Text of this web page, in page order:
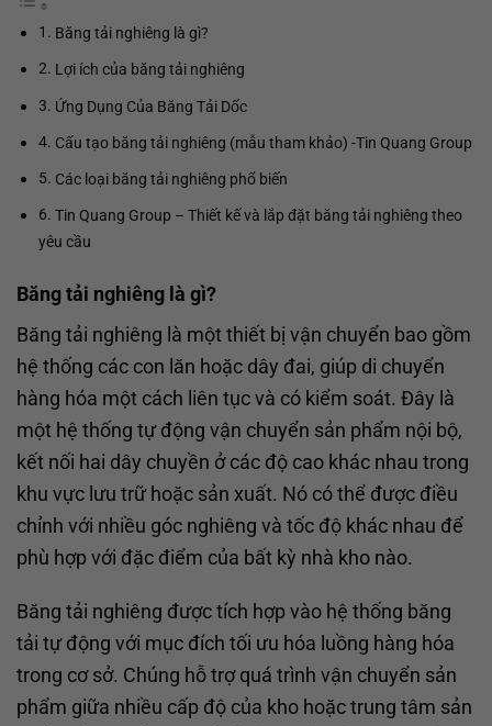
Băng tải nghiêng là gì?
Lợi ích của băng tải nghiêng
Ứng Dụng Của Băng Tải Dốc
Cấu tạo băng tải nghiêng (mẫu tham khảo) -Tin Quang Group
Các loại băng tải nghiêng phổ biến
Tin Quang Group – Thiết kế và lắp đặt băng tải nghiêng theo
yêu cầu
Băng tải nghiêng là gì?
Băng tải nghiêng là một thiết bị vận chuyển bao gồm
hệ thống các con lăn hoặc dây đai, giúp di chuyển
hàng hóa một cách liên tục và có kiểm soát. Đây là
một hệ thống tự động vận chuyển sản phẩm nội bộ,
kết nối hai dây chuyền ở các độ cao khác nhau trong
khu vực lưu trữ hoặc sản xuất. Nó có thể được điều
chỉnh với nhiều góc nghiêng và tốc độ khác nhau để
phù hợp với đặc điểm của bất kỳ nhà kho nào.
Băng tải nghiêng được tích hợp vào hệ thống băng
tải tự động với mục đích tối ưu hóa luồng hàng hóa
trong cơ sở. Chúng hỗ trợ quá trình vận chuyển sản
phẩm giữa nhiều cấp độ của kho hoặc trung tâm sản